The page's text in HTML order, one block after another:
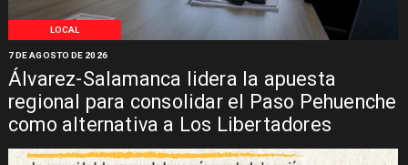
LOCAL
Álvarez-Salamanca lidera la apuesta
regional para consolidar el Paso Pehuenche
como alternativa a Los Libertadores
7 DE AGOSTO DE 2026